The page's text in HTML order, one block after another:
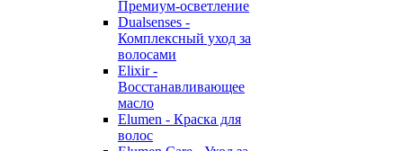
Премиум-осветление
Dualsenses -
Комплексный уход за
волосами
Elixir -
Восстанавливающее
масло
Elumen - Краска для
волос